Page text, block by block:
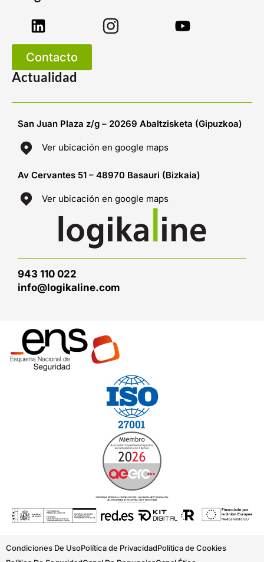
Contacto
Actualidad
San Juan Plaza z/g – 20269 Abaltzisketa (Gipuzkoa)
Ver ubicación en google maps
Av Cervantes 51 – 48970 Basauri (Bizkaia)
Ver ubicación en google maps
943 110 022
info@logikaline.com
Condiciones De UsoPolítica de PrivacidadPolítica de Cookies